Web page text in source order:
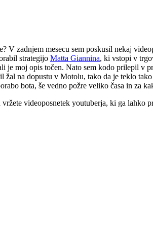
V zadnjem mesecu sem poskusil nekaj
strategijo Matta Giannina, ki vstopi v
je moj opis točen. Nato sem kodo prilepil
žal na dopustu v Motolu, tako da je teklo
bota, še vedno požre veliko časa in za
videoposnetek youtuberja, ki ga lahko